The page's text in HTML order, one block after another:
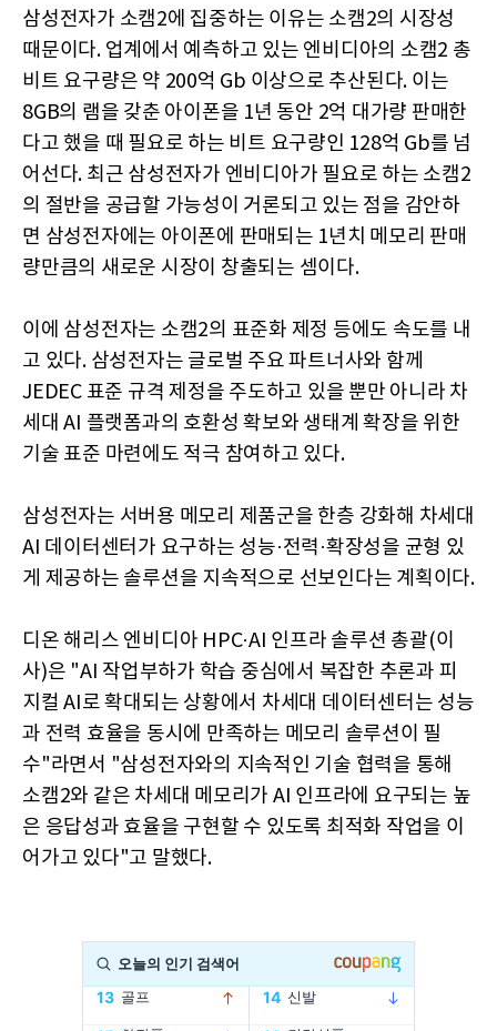
삼성전자가 소캠2에 집중하는 이유는 소캠2의 시장성
때문이다. 업계에서 예측하고 있는 엔비디아의 소캠2 총
비트 요구량은 약 200억 Gb 이상으로 추산된다. 이는
8GB의 램을 갖춘 아이폰을 1년 동안 2억 대가량 판매한
다고 했을 때 필요로 하는 비트 요구량인 128억 Gb를 넘
어선다. 최근 삼성전자가 엔비디아가 필요로 하는 소캠2
의 절반을 공급할 가능성이 거론되고 있는 점을 감안하
면 삼성전자에는 아이폰에 판매되는 1년치 메모리 판매
량만큼의 새로운 시장이 창출되는 셈이다.
이에 삼성전자는 소캠2의 표준화 제정 등에도 속도를 내
고 있다. 삼성전자는 글로벌 주요 파트너사와 함께
JEDEC 표준 규격 제정을 주도하고 있을 뿐만 아니라 차
세대 AI 플랫폼과의 호환성 확보와 생태계 확장을 위한
기술 표준 마련에도 적극 참여하고 있다.
삼성전자는 서버용 메모리 제품군을 한층 강화해 차세대
AI 데이터센터가 요구하는 성능·전력·확장성을 균형 있
게 제공하는 솔루션을 지속적으로 선보인다는 계획이다.
​디온 해리스 엔비디아 HPC·AI 인프라 솔루션 총괄(이
사)은 "AI 작업부하가 학습 중심에서 복잡한 추론과 피
지컬 AI로 확대되는 상황에서 차세대 데이터센터는 성능
과 전력 효율을 동시에 만족하는 메모리 솔루션이 필
수"라면서 "삼성전자와의 지속적인 기술 협력을 통해
소캠2와 같은 차세대 메모리가 AI 인프라에 요구되는 높
은 응답성과 효율을 구현할 수 있도록 최적화 작업을 이
어가고 있다"고 말했다.